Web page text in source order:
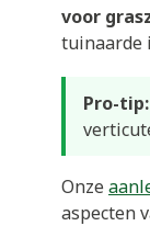
voor
tuinaarde
Pro-tip:
Onze
aspecten